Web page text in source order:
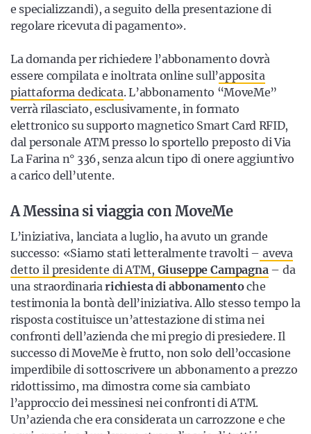
e specializzandi), a seguito della presentazione di
regolare ricevuta di pagamento».
La domanda per richiedere l’abbonamento dovrà
essere compilata e inoltrata online sull’apposita
piattaforma dedicata. L’abbonamento “MoveMe”
verrà rilasciato, esclusivamente, in formato
elettronico su supporto magnetico Smart Card RFID,
dal personale ATM presso lo sportello preposto di Via
La Farina n° 336, senza alcun tipo di onere aggiuntivo
a carico dell’utente.
A Messina si viaggia con MoveMe
L’iniziativa, lanciata a luglio, ha avuto un grande
successo: «Siamo stati letteralmentetravolti – aveva
detto il presidente di ATM, Giuseppe Campagna– da
una straordinariarichiesta di abbonamentoche
testimonia la bontà dell’iniziativa. Allo stesso tempo la
risposta costituisceun’attestazione di stima nei
confronti dell’azienda che mi pregio di presiedere. Il
successo di MoveMe è frutto, non solo dell’occasione
imperdibile di sottoscrivere un abbonamento a prezzo
ridottissimo, ma dimostra come sia cambiato
l’approccio deimessinesi nei confronti di ATM.
Un’azienda che era considerata un carrozzone e che